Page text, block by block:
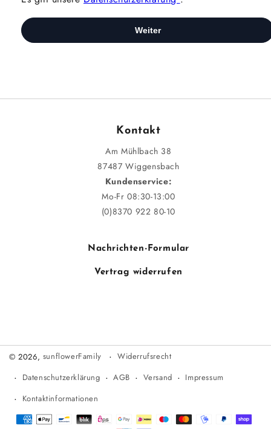
Kontakt
Am Mühlbach 38
87487 Wiggensbach
Kundenservice:
Mo-Fr 08:30-13:00
(0)8370 922 80-10
Nachrichten-Formular
Vertrag widerrufen
© 2026, sunflowerFamily
Widerrufsrecht
Datenschutzerklärung
AGB Versand
Impressum
Kontaktinformationen
Zahlungsmethoden